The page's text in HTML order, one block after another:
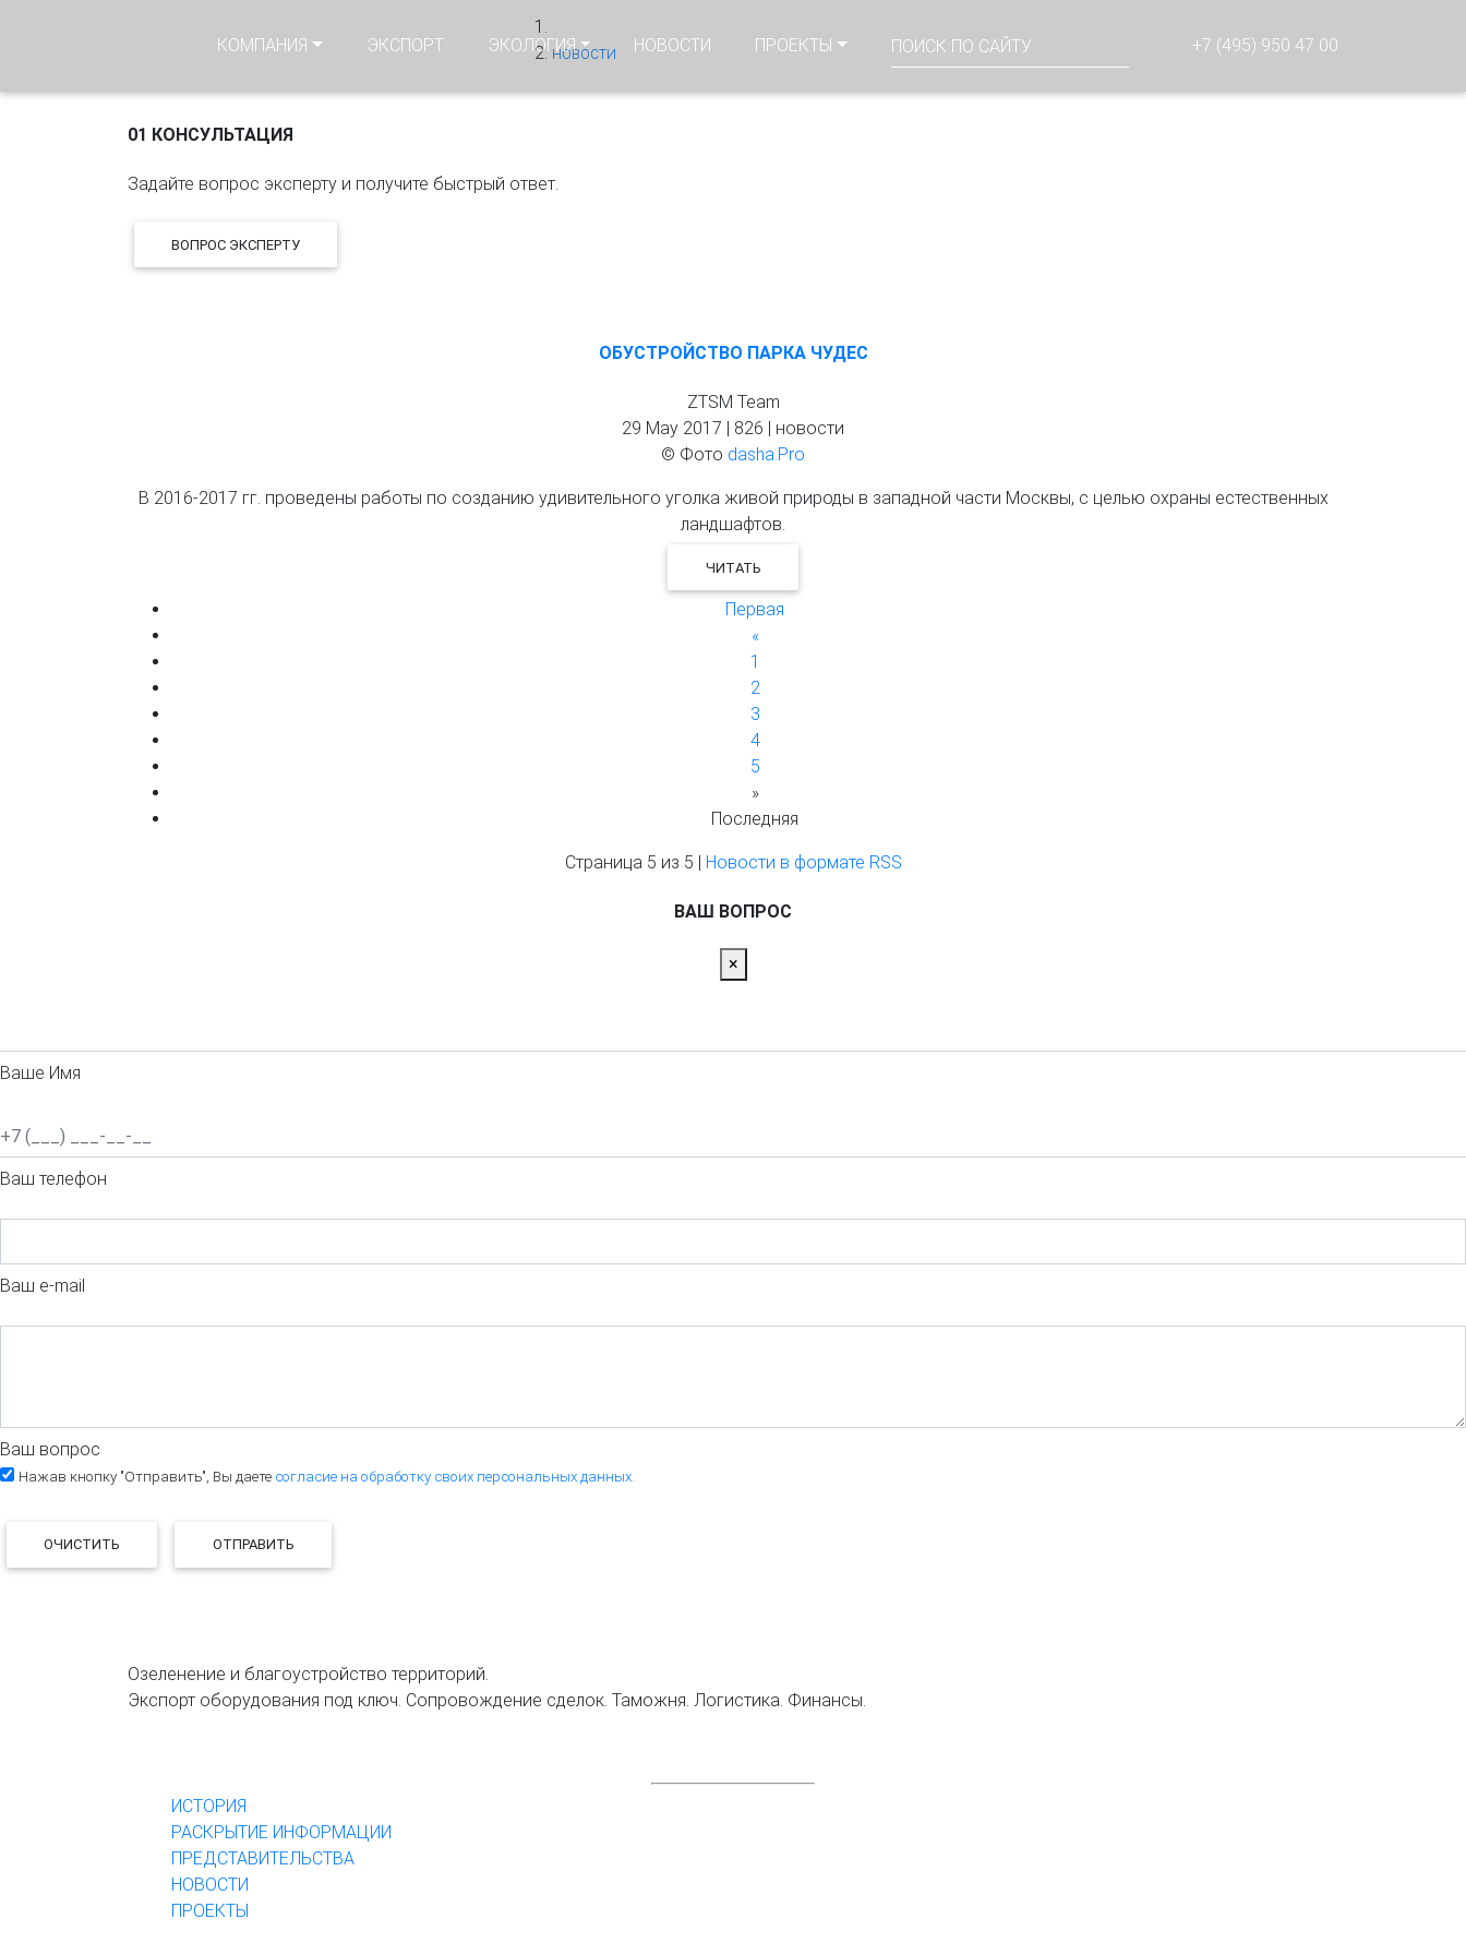
КОМПАНИЯ ЭКСПОРТ ЭКОЛОГИЯ НОВОСТИ ПРОЕКТЫ +7 (495) 950 47 00
НОВОСТИ
НОВОСТИ
01 КОНСУЛЬТАЦИЯ
Задайте вопрос эксперту и получите быстрый ответ.
ВОПРОС ЭКСПЕРТУ
ОБУСТРОЙСТВО ПАРКА ЧУДЕС
ZTSM Team
29 May 2017 | 826 | новости
© Фото dasha.Pro
В 2016-2017 гг. проведены работы по созданию удивительного уголка живой природы в западной части Москвы, с целью охраны естественных
ландшафтов.
ЧИТАТЬ
Первая
«
1
2
3
4
5
»
Последняя
Страница 5 из 5 | Новости в формате RSS
ВАШ ВОПРОС
×
Ваше Имя
Ваш телефон
Ваш e-mail
Ваш вопрос
Нажав кнопку "Отправить", Вы даете согласие на обработку своих персональных данных.
ОЧИСТИТЬ ОТПРАВИТЬ
Озеленение и благоустройство территорий.
Экспорт оборудования под ключ. Сопровождение сделок. Таможня. Логистика. Финансы.
ИСТОРИЯ
РАСКРЫТИЕ ИНФОРМАЦИИ
ПРЕДСТАВИТЕЛЬСТВА
НОВОСТИ
ПРОЕКТЫ